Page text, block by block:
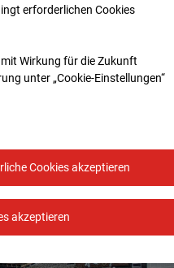
erforderlichen Cookies
Wirkung für die Zukunft
unter „Cookie-Einstellungen“
Cookies akzeptieren
akzeptieren